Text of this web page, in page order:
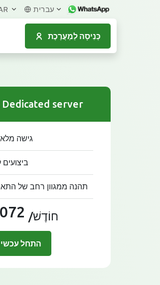
עברית
כְּנִיסָה לַמַעֲרֶכֶת
Dedicated server
גישה
תהנה ממגוון רחב של
/חוֹדֶשׁ
התחל